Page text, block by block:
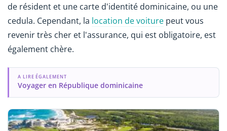
de résident et une carte d'identité dominicaine, ou une
cedula. Cependant, la location de voiture peut vous
revenir très cher et l'assurance, qui est obligatoire, est
également chère.
A LIRE ÉGALEMENT
Voyager en République dominicaine